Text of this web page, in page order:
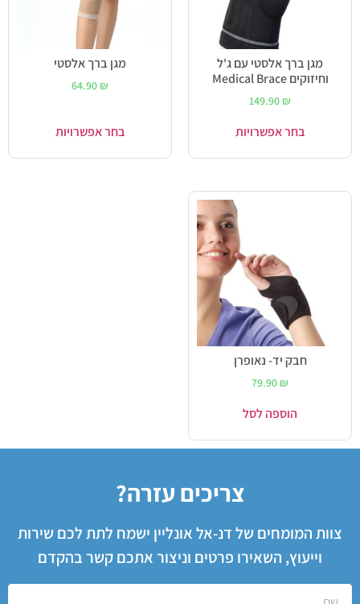
מגן ברך אלסטי עם ג'ל
וחיזוקים Medical Brace
149.90 ₪
בחר אפשרויות
מגן ברך אלסטי
64.90 ₪
בחר אפשרויות
חבק יד- נאופרן
79.90 ₪
הוספה לסל
צריכים עזרה?
צוות המומחים של דנ-אל אונליין ישמח לתת לכם שירות
וייעוץ, השאירו פרטים וניצור אתכם קשר בהקדם